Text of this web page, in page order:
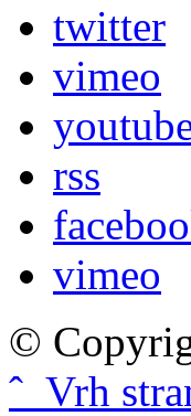
twitter
vimeo
rss
vimeo
©
ˆ Vrh